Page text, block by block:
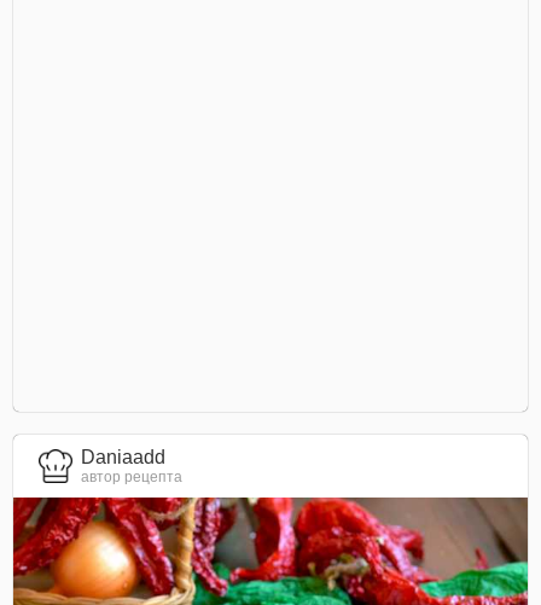
Daniaadd
автор рецепта